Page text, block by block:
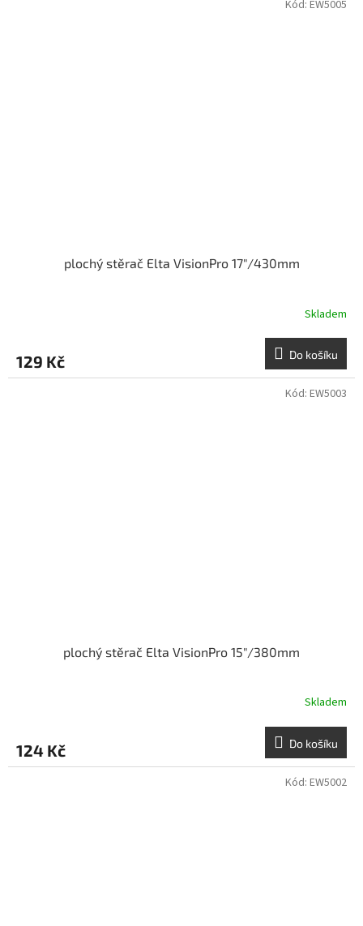
plochý stěrač Elta VisionPro 17"/430mm
Skladem
129 Kč Do košíku
Kód: EW5005
plochý stěrač Elta VisionPro 15"/380mm
Skladem
124 Kč Do košíku
Kód: EW5003
Kód: EW5002